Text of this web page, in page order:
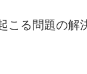
こる問題の解